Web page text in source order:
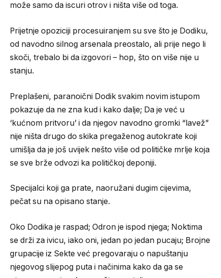
može samo da iscuri otrov i ništa više od toga.
Prijetnje opoziciji procesuiranjem su sve što je Dodiku,
od navodno silnog arsenala preostalo, ali prije nego li
skoči, trebalo bi da izgovori – hop, što on više nije u
stanju.
Preplašeni, paranoični Dodik svakim novim istupom
pokazuje da ne zna kud i kako dalje; Da je već u
‘kućnom pritvoru’ i da njegov navodno gromki “lavež”
nije ništa drugo do skika pregaženog autokrate koji
umišlja da je još uvijek nešto više od političke mrlje koja
se sve brže odvozi ka političkoj deponiji.
Specijalci koji ga prate, naoružani dugim cijevima,
pečat su na opisano stanje.
Oko Dodika je raspad; Odron je ispod njega; Noktima
se drži za ivicu, iako oni, jedan po jedan pucaju; Brojne
grupacije iz Sekte već pregovaraju o napuštanju
njegovog slijepog puta i načinima kako da ga se